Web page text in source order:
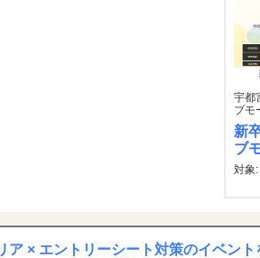
宇都
ブモ
新
ブ
対象
ア × エントリーシート対策のイベント